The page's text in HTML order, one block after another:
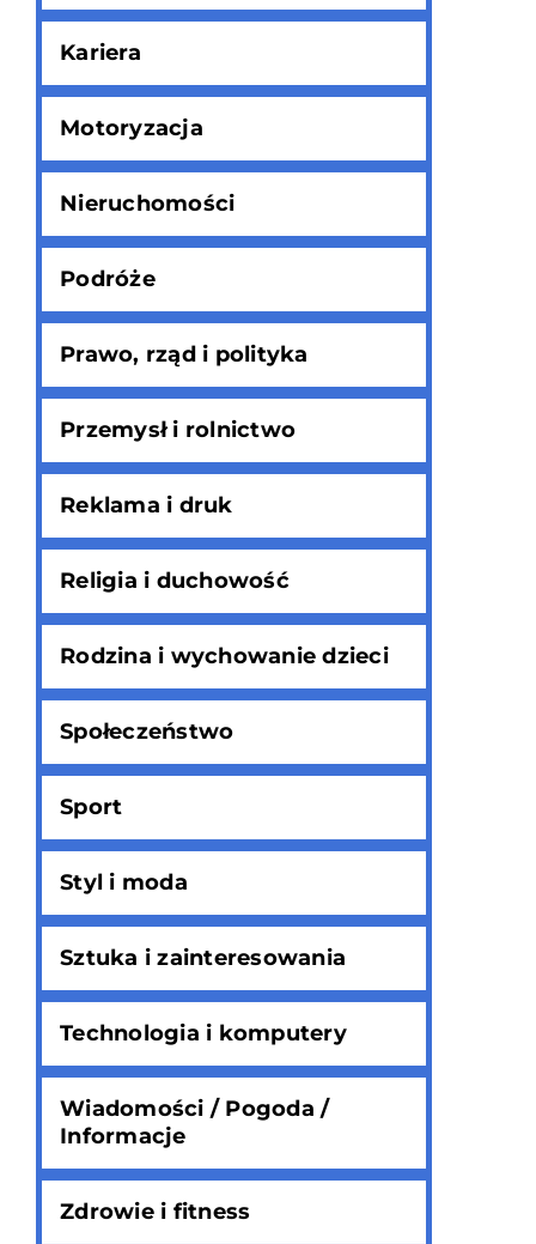
Kariera
Motoryzacja
Nieruchomości
Podróże
Prawo, rząd i polityka
Przemysł i rolnictwo
Reklama i druk
Religia i duchowość
Rodzina i wychowanie dzieci
Społeczeństwo
Sport
Styl i moda
Sztuka i zainteresowania
Technologia i komputery
Wiadomości / Pogoda /
Informacje
Zdrowie i fitness